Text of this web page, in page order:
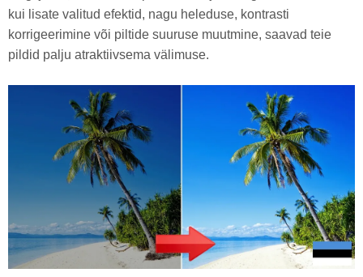
kui lisate valitud efektid, nagu heleduse, kontrasti
korrigeerimine või piltide suuruse muutmine, saavad teie
pildid palju atraktiivsema välimuse.